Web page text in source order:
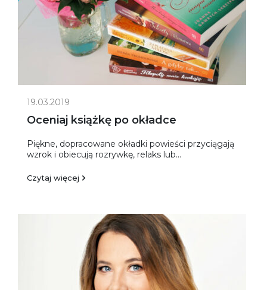
19.03.2019
Oceniaj książkę po okładce
Piękne, dopracowane okładki powieści przyciągają
wzrok i obiecują rozrywkę, relaks lub...
Czytaj więcej